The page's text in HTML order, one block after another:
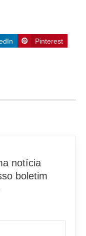
Pinterest
notícia
boletim